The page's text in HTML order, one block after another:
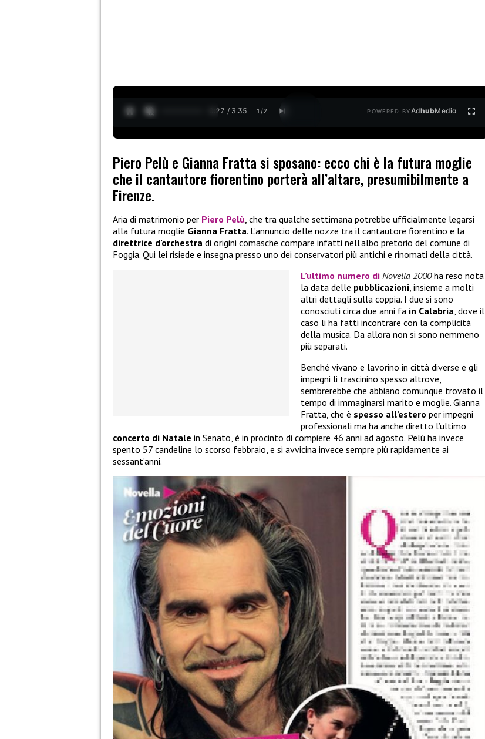
0:28 / 3:35 1 /2 POWERED BYAdhubMedia
Piero Pelù e Gianna Fratta si sposano: ecco chi è la futura moglie
che il cantautore fiorentino porterà all’altare, presumibilmente a
Firenze.
Aria di matrimonio per Piero Pelù, che tra qualche settimana potrebbe ufficialmente legarsi
alla futura moglie Gianna Fratta. L’annuncio delle nozze tra il cantautore fiorentino e la
direttrice d’orchestra di origini comasche compare infatti nell’albo pretorio del comune di
Foggia. Qui lei risiede e insegna presso uno dei conservatori più antichi e rinomati della città.
L’ultimo numero di Novella 2000ha reso nota
la data delle pubblicazioni, insieme a molti
altri dettagli sulla coppia. I due si sono
conosciuti circa due anni fa in Calabria, dove il
caso li ha fatti incontrare con la complicità
della musica. Da allora non si sono nemmeno
più separati.
Benché vivano e lavorino in città diverse e gli
impegni li trascinino spesso altrove,
sembrerebbe che abbiano comunque trovato il
tempo di immaginarsi marito e moglie. Gianna
Fratta, che è spesso all’estero per impegni
professionali ma ha anche diretto l’ultimo
concerto di Natale in Senato, è in procinto di compiere 46 anni ad agosto. Pelù ha invece
spento 57 candeline lo scorso febbraio, e si avvicina invece sempre più rapidamente ai
sessant’anni.